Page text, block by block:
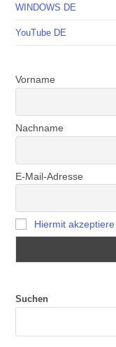
WINDOWS DE
YouTube DE
Vorname
Nachname
E-Mail-Adresse
Hiermit
Suchen